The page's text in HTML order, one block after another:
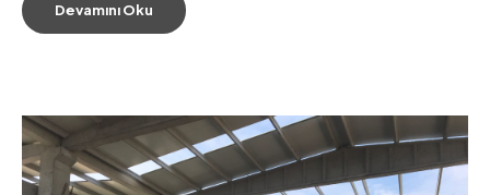
Devamını Oku